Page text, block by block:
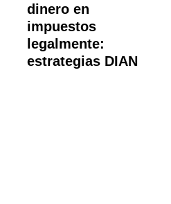
dinero en
impuestos
legalmente:
estrategias DIAN